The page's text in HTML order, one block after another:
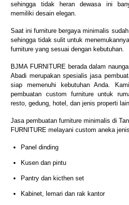
sehingga tidak heran dewasa ini
memiliki desain elegan.
Saat ini furniture bergaya minimalis
sehingga tidak sulit untuk
furniture yang sesuai dengan kebutuhan.
BJMA FURNITURE berada dalam
Abadi merupakan spesialis jasa
siap memenuhi kebutuhan Anda.
pembuatan custom furniture untuk
resto, gedung, hotel, dan jenis properti
Jasa pembuatan furniture minimalis di
FURNITURE melayani custom aneka
Panel dinding
Kusen dan pintu
Pantry dan kicthen set
Kabinet, lemari dan rak kantor